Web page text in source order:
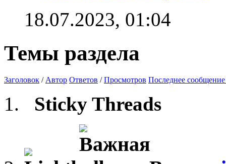
18.07.2023, 01:04
Темы раздела
Заголовок / Автор Ответов /Просмотров Последнее сообщение
Sticky Threads